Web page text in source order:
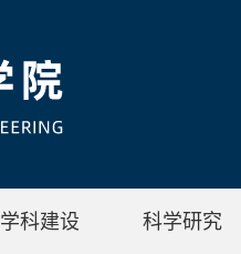
学科建设 科学研究